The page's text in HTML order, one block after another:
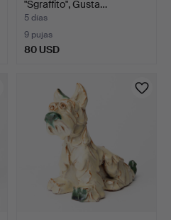
"Sgraffito", Gusta…
5 días
9 pujas
80 USD